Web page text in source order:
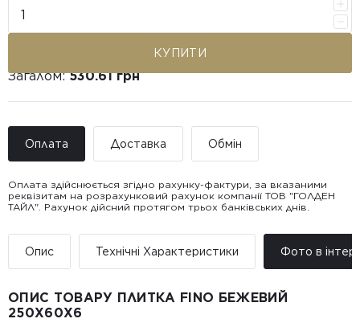
КУПИТИ
Загалом:530.61 грн
Оплата Доставка Обмін
Оплата здійснюється згідно рахунку-фактури, за вказаними
реквізитам на розрахунковий рахунок компанії ТОВ "ГОЛДЕН
ТАЙЛ". Рахунок дійсний протягом трьох банківських днів.
товару.
Вартість доставки:
До 5 м² — доставка за рахунок покупця.
силами Продавця чи залученого ним перевізника/кур’єра.
Опис Технічні Характеристики Фото в
ОПИС ТОВАРУ ПЛИТКА FINO БЕЖЕВИЙ
250Х60Х6